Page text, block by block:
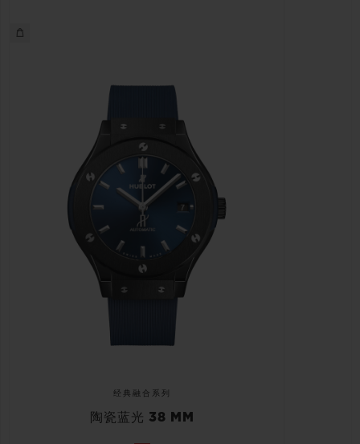
经典融合系列
陶瓷蓝光 38 MM